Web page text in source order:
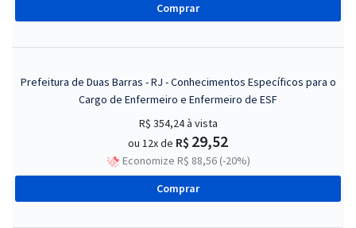
Comprar
Prefeitura de Duas Barras - RJ - Conhecimentos Específicos para o
Cargo de Enfermeiro e Enfermeiro de ESF
R$ 354,24à vista
ou 12x de R$ 29,52
Economize R$ 88,56 (-20%)
Comprar